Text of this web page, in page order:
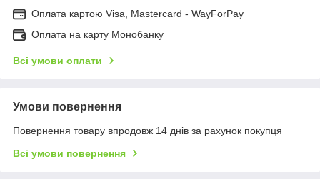
Оплата картою Visa, Mastercard - WayForPay
Оплата на карту Монобанку
Всі умови оплати
Умови повернення
Повернення товару впродовж 14 днів за рахунок покупця
Всі умови повернення